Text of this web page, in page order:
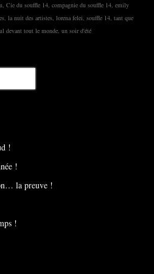
, Cie du souffle 14, compagnie du souffle 14, emily
, la nuit des artistes, lorena felei, souffle 14, tant que
devant tout le monde, un soir d'été
!
!
la preuve !
!